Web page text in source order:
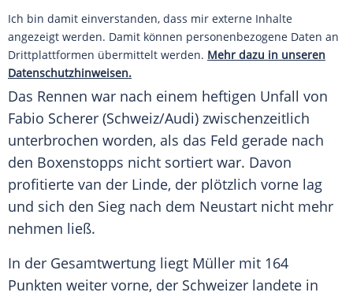
Ich bin damit einverstanden, dass mir externe Inhalte
angezeigt werden. Damit können personenbezogene Daten an
Drittplattformen übermittelt werden. Mehr dazu in unseren
Datenschutzhinweisen.
Das Rennen war nach einem heftigen Unfall von
Fabio Scherer (Schweiz/Audi) zwischenzeitlich
unterbrochen worden, als das Feld gerade nach
den Boxenstopps nicht sortiert war. Davon
profitierte van der Linde, der plötzlich vorne lag
und sich den Sieg nach dem Neustart nicht mehr
nehmen ließ.
In der Gesamtwertung liegt Müller mit 164
Punkten weiter vorne, der Schweizer landete in